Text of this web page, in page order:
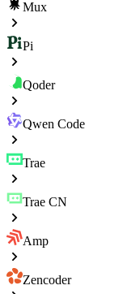
Mux
Pi
Qoder
Qwen Code
Trae
Trae CN
Amp
Zencoder